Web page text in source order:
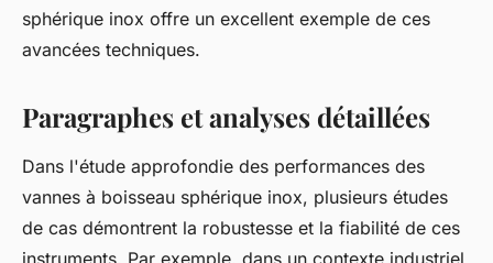
sphérique inox offre un excellent exemple de ces
avancées techniques.
Paragraphes et analyses détaillées
Dans l'étude approfondie des performances des
vannes à boisseau sphérique inox, plusieurs études
de cas démontrent la robustesse et la fiabilité de ces
instruments. Par exemple, dans un contexte industriel